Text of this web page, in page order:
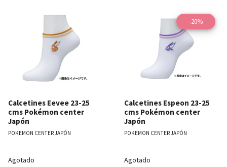
Calcetines Eevee 23-25
cms Pokémon center
Japón
POKEMON CENTER JAPÓN
Agotado
-20%
Calcetines Espeon 23-25
cms Pokémon center
Japón
POKEMON CENTER JAPÓN
Agotado